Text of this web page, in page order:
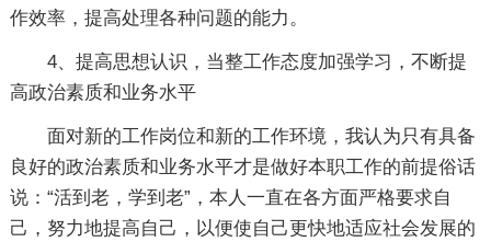
作效率，提高处理各种问题的能力。
4、提高思想认识，当整工作态度加强学习，不断提
高政治素质和业务水平
面对新的工作岗位和新的工作环境，我认为只有具备
良好的政治素质和业务水平才是做好本职工作的前提俗话
说：“活到老，学到老”，本人一直在各方面严格要求自
己，努力地提高自己，以便使自己更快地适应社会发展的